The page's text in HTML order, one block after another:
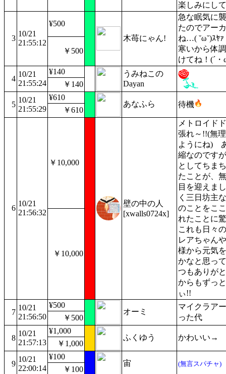
楽しみにし
3
10/21
21:55:12
¥500
木苺にゃん!
急な眠気に
たのでアー
ね…( ˘ω˘)ｽﾔ
寒いから体
けてね！(´
￥500
4
10/21
21:55:24
¥140
うみねこの
Dayan
￥140
5
10/21
21:55:29
¥610
あなふら 待機
￥610
6
10/21
21:56:32
￥10,000
壁の中の人
[xwalls0724x]
メトロイド
張れ～!!(無
ようにね)
縮なのです
としてちま
たことが、
目を迎えま
く三日坊主
のことをこ
れたこと
これも日々
レアちゃん
様から元気
かなと思っ
つもありが
からもずっ
ぃ!!
￥10,000
7
10/21
21:56:50
¥500
オーミ
マイクラア
った代
￥500
8
10/21
21:57:13
¥1,000
ふくゆう かわいい→
￥1,000
9
10/21
22:00:14
¥100
宙 (無言スパチャ)
￥100